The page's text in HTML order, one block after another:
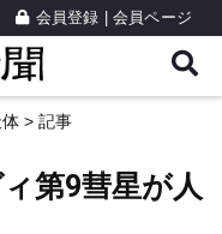
会員登録 会員ページ
> 記事
第9彗星が人